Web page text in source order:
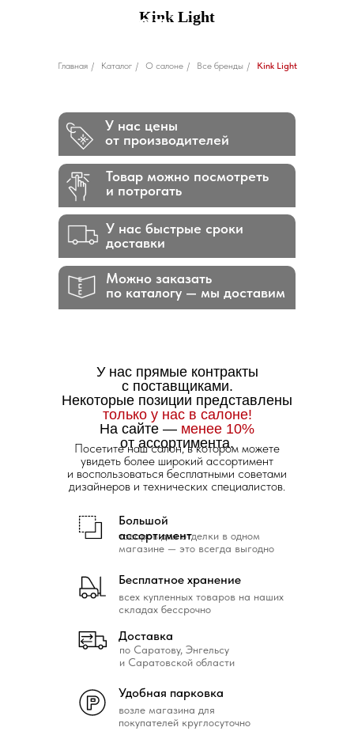
Kink Light
Главная / Каталог / О салоне / Все бренды / Kink Light
Можно заказать
по каталогу — мы доставим
У нас быстрые сроки
доставки
Товар можно посмотреть
и потрогать
У нас цены
от производителей
возле магазина для
покупателей круглосуточно
Удобная парковка
всех купленных товаров на наших
складах бессрочно
Бесплатное хранение
товаров для отделки в одном
магазине — это всегда выгодно
Большой
ассортимент
по Саратову, Энгельсу
и Саратовской области
Доставка
У нас прямые контракты
с поставщиками.
Некоторые позиции представлены
только у нас в салоне!
На сайте — менее 10%
от ассортимента.
Посетите наш салон, в котором можете
увидеть более широкий ассортимент
и воспользоваться бесплатными советами
дизайнеров и технических специалистов.